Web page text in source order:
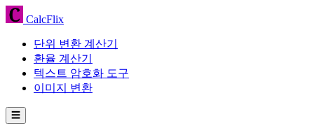
CalcFlix
단위 변환 계산기
환율 계산기
텍스트 암호화 도구
이미지 변환
☰